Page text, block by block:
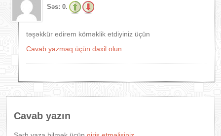
Səs: 0.
təşəkkür edirem köməklik etdiyiniz üçün
Cavab yazmaq üçün daxil olun
Cavab yazın